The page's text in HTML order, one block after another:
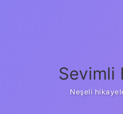
Sevimli
Neşeli